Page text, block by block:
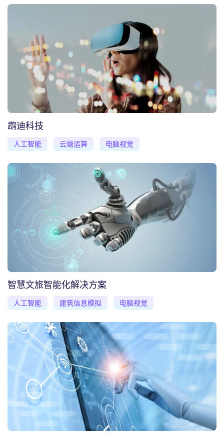
鹉迪科技
人工智能 云端运算 电脑视觉
智慧文旅智能化解决方案
人工智能 建筑信息模拟 电脑视觉